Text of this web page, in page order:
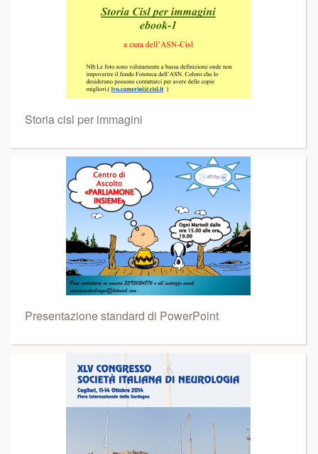
Storia cisl per immagini
Presentazione standard di PowerPoint